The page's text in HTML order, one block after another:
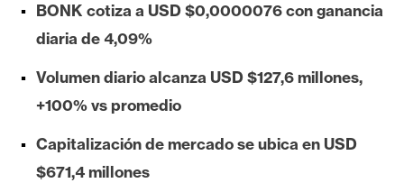
t
h
r
e
m
BONK cotiza a USD $0,0000076 con ganancia
diaria de 4,09%
Volumen diario alcanza USD $127,6 millones,
+100% vs promedio
Capitalización de mercado se ubica en USD
$671,4 millones